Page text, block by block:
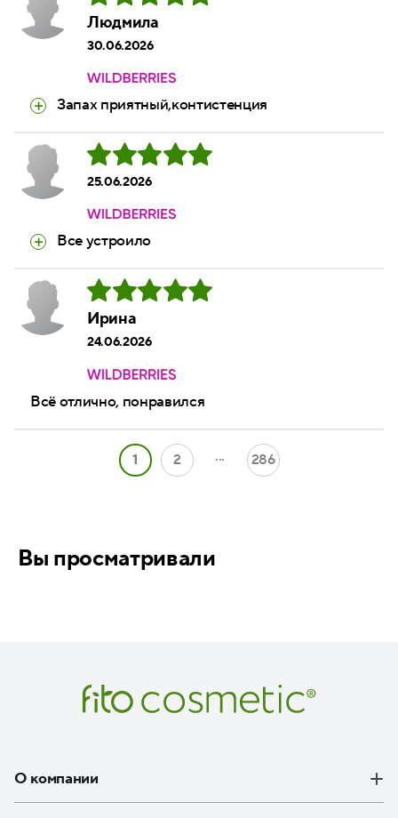
Людмила
30.06.2026
Запах приятный,контистенция
25.06.2026
Все устроило
Ирина
24.06.2026
Всё отлично, понравился
1 2 ... 286
Вы просматривали
О компании